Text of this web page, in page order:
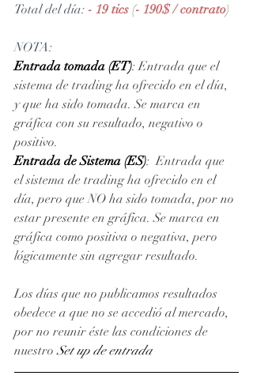
Total del día: - 19 tics (- 190$ / contrato)
NOTA:
Entrada tomada (ET): Entrada que el
sistema de trading ha ofrecido en el día,
y que ha sido tomada. Se marca en
gráfica con su resultado, negativo o
positivo.
Entrada de Sistema (ES):  Entrada que
el sistema de trading ha ofrecido en el
día, pero que NO ha sido tomada, por no
estar presente en gráfica. Se marca en
gráfica como positiva o negativa, pero
lógicamente sin agregar resultado.
Los días que no publicamos resultados
obedece a que no se accedió al mercado,
por no reunir éste las condiciones de
nuestro Set up de entrada